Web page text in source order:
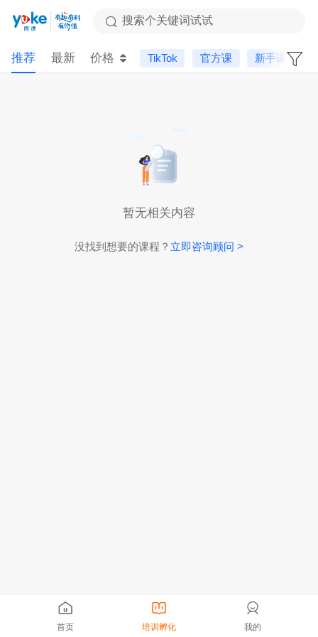
搜索个关键词试试
推荐 最新 价格 TikTok 官方课 新手课
暂无相关内容
没找到想要的课程？ 立即咨询顾问 >
首页 培训孵化 我的